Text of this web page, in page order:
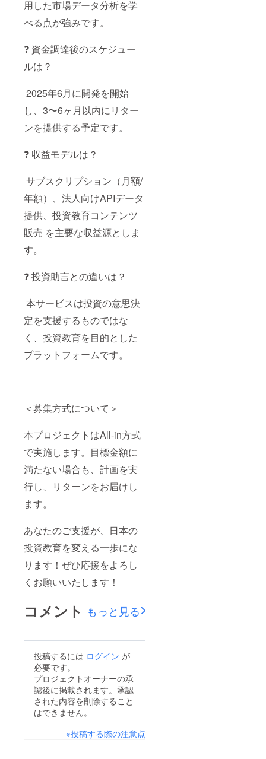
用した市場データ分析を学
べる点が強みです。
❓ 資金調達後のスケジュー
ルは？
2025年6月に開発を開始
し、3〜6ヶ月以内にリター
ンを提供する予定です。
❓ 収益モデルは？
サブスクリプション（月額/
年額）、法人向けAPIデータ
提供、投資教育コンテンツ
販売 を主要な収益源としま
す。
❓ 投資助言との違いは？
本サービスは投資の意思決
定を支援するものではな
く、投資教育を目的とした
プラットフォームです。
＜募集方式について＞
本プロジェクトはAll-in方式
で実施します。目標金額に
満たない場合も、計画を実
行し、リターンをお届けし
ます。
あなたのご支援が、日本の
投資教育を変える一歩にな
ります！ぜひ応援をよろし
くお願いいたします！
コメント もっと見る
投稿するには ログイン が
必要です。
プロジェクトオーナーの承
認後に掲載されます。承認
された内容を削除すること
はできません。
※投稿する際の注意点